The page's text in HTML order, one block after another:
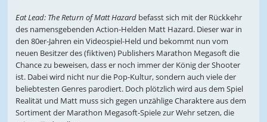
Eat Lead: The Return of Matt Hazardbefasst sich mit der Rückkehr
des namensgebenden Action-Helden Matt Hazard. Dieser war in
den 80er-Jahren ein Videospiel-Held und bekommt nun vom
neuen Besitzer des (fiktiven) Publishers Marathon Megasoft die
Chance zu beweisen, dass er noch immer der König der Shooter
ist. Dabei wird nicht nur die Pop-Kultur, sondern auch viele der
beliebtesten Genres parodiert. Doch plötzlich wird aus dem Spiel
Realität und Matt muss sich gegen unzählige Charaktere aus dem
Sortiment der Marathon Megasoft-Spiele zur Wehr setzen, die